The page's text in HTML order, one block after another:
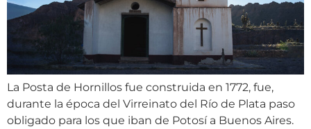
La Posta de Hornillos fue construida en 1772, fue,
durante la época del Virreinato del Río de Plata paso
obligado para los que iban de Potosí a Buenos Aires.